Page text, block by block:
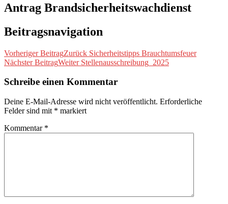
Antrag Brandsicherheitswachdienst
Beitragsnavigation
Vorheriger BeitragZurück Sicherheitstipps Brauchtumsfeuer
Nächster BeitragWeiter Stellenausschreibung_2025
Schreibe einen Kommentar
Deine E-Mail-Adresse wird nicht veröffentlicht. Erforderliche
Felder sind mit * markiert
Kommentar *